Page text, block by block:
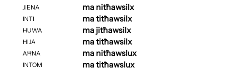
JIENA
INTI
HUWA
HIJA
AĦNA
INTOM
ma nitħawsilx
ma titħawsilx
ma jitħawsilx
ma titħawsilx
ma nitħawslux
ma titħawslux